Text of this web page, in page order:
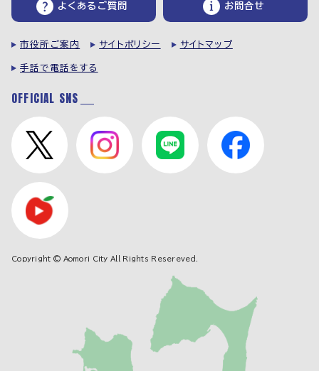
よくあるご質問 お問合せ
市役所ご案内 サイトポリシー サイトマップ
手話で電話をする
OFFICIAL SNS
Copyright © Aomori City All Rights Resereved.